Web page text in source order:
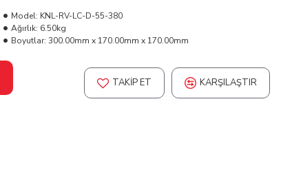
Model: KNL-RV-LC-D-55-380
Ağırlık: 6.50kg
Boyutlar: 300.00mm x 170.00mm x 170.00mm
TAKIP ET KARŞILAŞTIR